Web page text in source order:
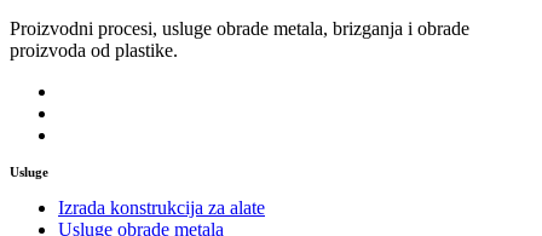
Proizvodni procesi, usluge obrade metala, brizganja i obrade
proizvoda od plastike.
Usluge
Izrada konstrukcija za alate
Usluge obrade metala